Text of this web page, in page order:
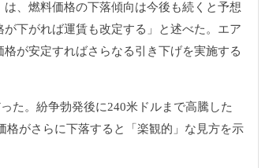
は、燃料価格の下落傾向は今後も続くと予想
が下がれば運賃も改定する」と述べた。エア
格が安定すればさらなる引き下げを実施する
た。紛争勃発後に240米ドルまで高騰した
格がさらに下落すると「楽観的」な見方を示